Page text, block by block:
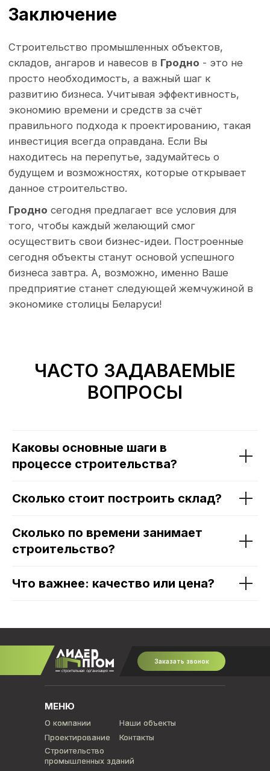
ЧАСТО ЗАДАВАЕМЫЕ
ВОПРОСЫ
Каковы основные шаги в
процессе строительства?
Сколько стоит построить склад?
Сколько по времени занимает
строительство?
Что важнее: качество или цена?
Заказать звонок
Строительство
промышленных зданий
Строительство
промышленных зданий
Наши объекты
Наши объекты
Контакты
Контакты
Проектирование
Проектирование
О компании
О компании
МЕНЮ